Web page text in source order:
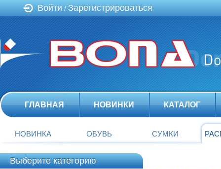
Войти / Зарегистрироваться
ГЛАВНАЯ НОВИНКИ КАТАЛОГ
НОВИНКА ОБУВЬ СУМКИ
Выберите категорию